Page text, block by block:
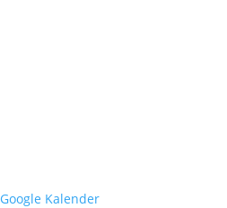
Google Kalender